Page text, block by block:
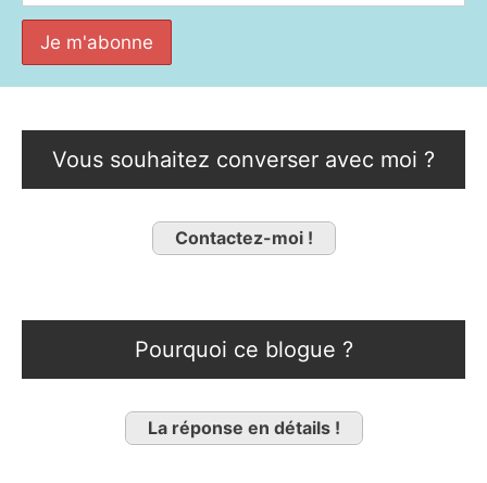
Vous souhaitez converser avec moi ?
Contactez-moi !
Pourquoi ce blogue ?
La réponse en détails !